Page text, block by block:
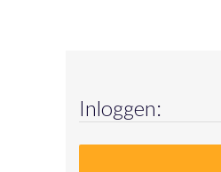
Inloggen: